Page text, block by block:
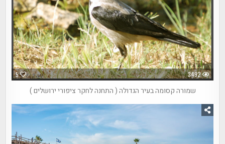
5 3492
שמורה קסומה בעיר הגדולה ( התחנה לחקר ציפורי ירושלים )